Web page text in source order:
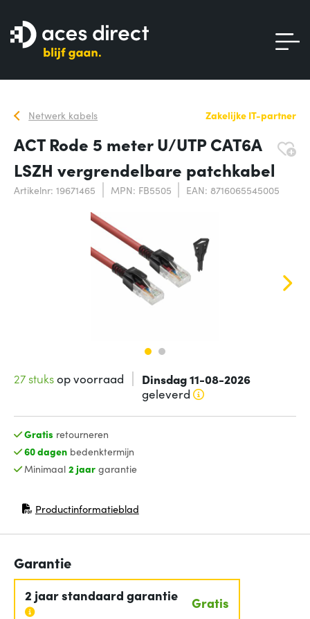
Netwerk kabels Zakelijke IT-partner
ACT Rode 5 meter U/UTP CAT6A
LSZH vergrendelbare patchkabel
Artikelnr: 19671465 MPN: FB5505 EAN: 8716065545005
27 stuksop voorraad Dinsdag 11-08-2026
geleverd
Gratis retourneren
60 dagenbedenktermijn
Minimaal 2 jaargarantie
Productinformatieblad
(opent in nieuw venster)
Garantie
2 jaar standaard garantie Gratis